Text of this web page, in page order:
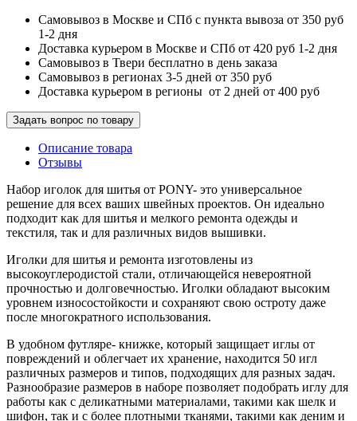
Самовывоз в Москве и СПб с пункта вывоза от 350 руб
1-2 дня
Доставка курьером в Москве и СПб от 420 руб 1-2 дня
Самовывоз в Твери бесплатно в день заказа
Самовывоз в регионах 3-5 дней от 350 руб
Доставка курьером в регионы от 2 дней от 400 руб
Задать вопрос по товару
Описание товара
Отзывы
Набор иголок для шитья от PONY- это универсальное
решение для всех ваших швейных проектов. Он идеально
подходит как для шитья и мелкого ремонта одежды и
текстиля, так и для различных видов вышивки.
Иголки для шитья и ремонта изготовлены из
высокоуглеродистой стали, отличающейся невероятной
прочностью и долговечностью. Иголки обладают высоким
уровнем износостойкости и сохраняют свою остроту даже
после многократного использования.
В удобном футляре- книжке, который защищает иглы от
повреждений и облегчает их хранение, находится 50 игл
различных размеров и типов, подходящих для разных задач.
Разнообразие размеров в наборе позволяет подобрать иглу для
работы как с деликатными материалами, такими как шелк и
шифон, так и с более плотными тканями, такими как деним и